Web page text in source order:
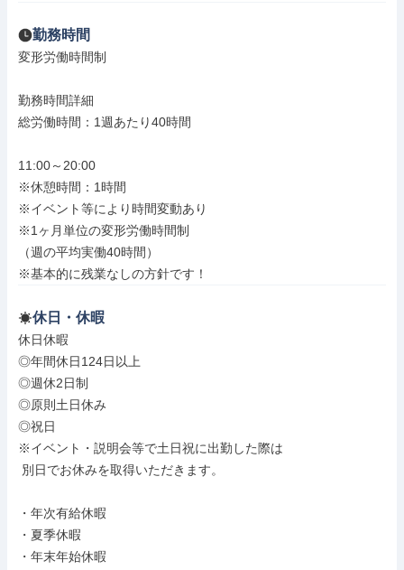
勤務時間
変形労働時間制
勤務時間詳細
総労働時間：1週あたり40時間
11:00～20:00
※休憩時間：1時間
※イベント等により時間変動あり
※1ヶ月単位の変形労働時間制
（週の平均実働40時間）
※基本的に残業なしの方針です！
休日・休暇
休日休暇
◎年間休日124日以上
◎週休2日制
◎原則土日休み
◎祝日
※イベント・説明会等で土日祝に出勤した際は
・年次有給休暇
・夏季休暇
・年末年始休暇